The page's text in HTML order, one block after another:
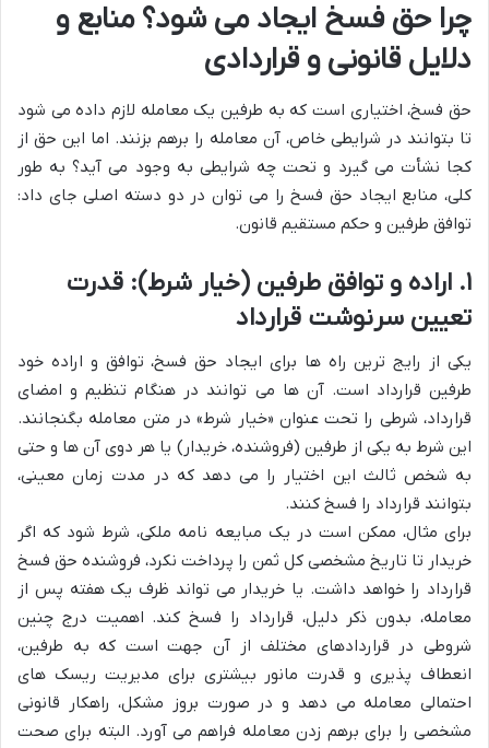
چرا حق فسخ ایجاد می شود؟ منابع و
دلایل قانونی و قراردادی
حق فسخ، اختیاری است که به طرفین یک معامله لازم داده می شود
تا بتوانند در شرایطی خاص، آن معامله را برهم بزنند. اما این حق از
کجا نشأت می گیرد و تحت چه شرایطی به وجود می آید؟ به طور
کلی، منابع ایجاد حق فسخ را می توان در دو دسته اصلی جای داد:
توافق طرفین و حکم مستقیم قانون.
۱. اراده و توافق طرفین (خیار شرط): قدرت
تعیین سرنوشت قرارداد
یکی از رایج ترین راه ها برای ایجاد حق فسخ، توافق و اراده خود
طرفین قرارداد است. آن ها می توانند در هنگام تنظیم و امضای
قرارداد، شرطی را تحت عنوان «خیار شرط» در متن معامله بگنجانند.
این شرط به یکی از طرفین (فروشنده، خریدار) یا هر دوی آن ها و حتی
به شخص ثالث این اختیار را می دهد که در مدت زمان معینی،
بتوانند قرارداد را فسخ کنند.
برای مثال، ممکن است در یک مبایعه نامه ملکی، شرط شود که اگر
خریدار تا تاریخ مشخصی کل ثمن را پرداخت نکرد، فروشنده حق فسخ
قرارداد را خواهد داشت. یا خریدار می تواند ظرف یک هفته پس از
معامله، بدون ذکر دلیل، قرارداد را فسخ کند. اهمیت درج چنین
شروطی در قراردادهای مختلف از آن جهت است که به طرفین،
انعطاف پذیری و قدرت مانور بیشتری برای مدیریت ریسک های
احتمالی معامله می دهد و در صورت بروز مشکل، راهکار قانونی
مشخصی را برای برهم زدن معامله فراهم می آورد. البته برای صحت